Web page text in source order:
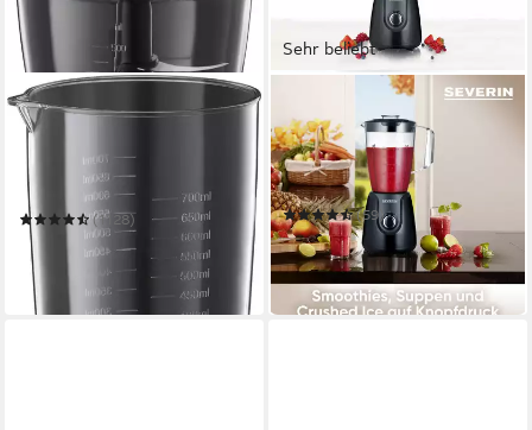
RUSSELL HOBBS
Stabmixer Desire 3in1
24700-56
500 W
Leistung
Leistungsstufen
(1128)
46,44 €
leider ausverkauft
Sehr beliebt
Standmixer SM 3707
600 W Leistung
1,5 l Kapazität
elektrisch Betriebsart
(59)
ab 35,99 € UVP 54,99 €
-35%
in 4-5 Werktagen bei dir